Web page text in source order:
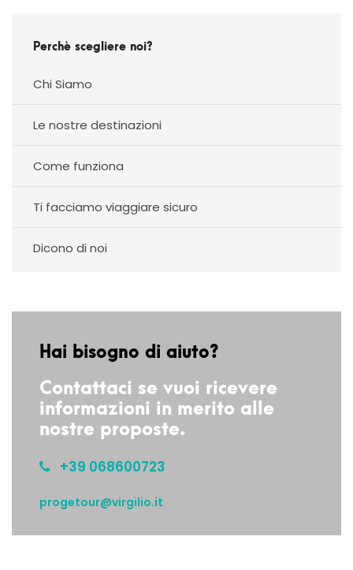
Perchè scegliere noi?
Chi Siamo
Le nostre destinazioni
Come funziona
Ti facciamo viaggiare sicuro
Dicono di noi
Hai bisogno di aiuto?
Contattaci se vuoi ricevere
informazioni in merito alle
nostre proposte.
+39 068600723
progetour@virgilio.it